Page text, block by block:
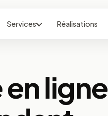
Services Réalisations
ligne